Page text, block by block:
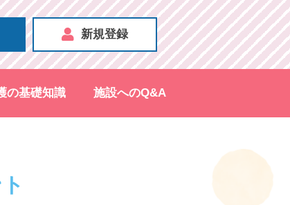
新規登録
の基礎知識 施設へのQ&A